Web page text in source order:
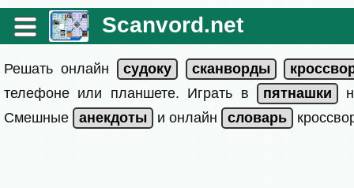
Scanvord.net
Решать онлайн
телефоне или планшете. Играть в
Смешные
и онлайн